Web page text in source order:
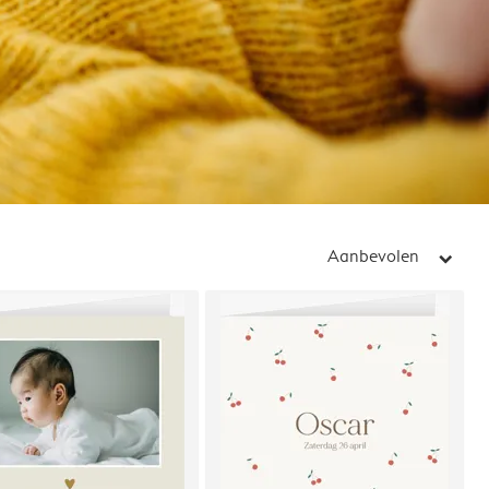
Aanbevolen arrow_right